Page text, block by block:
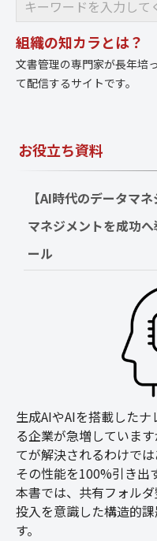
組織の知カラとは？
文書管理の専門家が長年培
て配信するサイトです。
お役立ち資料
【AI時代のデータマ
マネジメントを成功
ール
生成AIやAIを搭載した
る企業が急増していま
てが解決されるわけでは
その性能を100%引き出
本書では、共有フォル
投入を意識した構造的
す。